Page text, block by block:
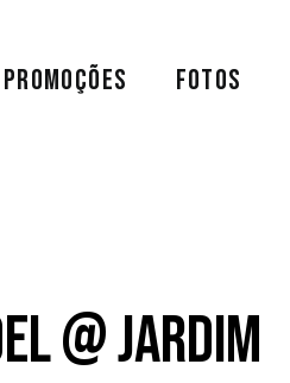
PROMOÇÕES FOTOS
@ Jardim